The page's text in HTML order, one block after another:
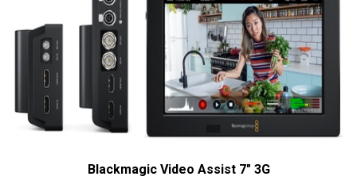
Blackmagic Video Assist 7" 3G